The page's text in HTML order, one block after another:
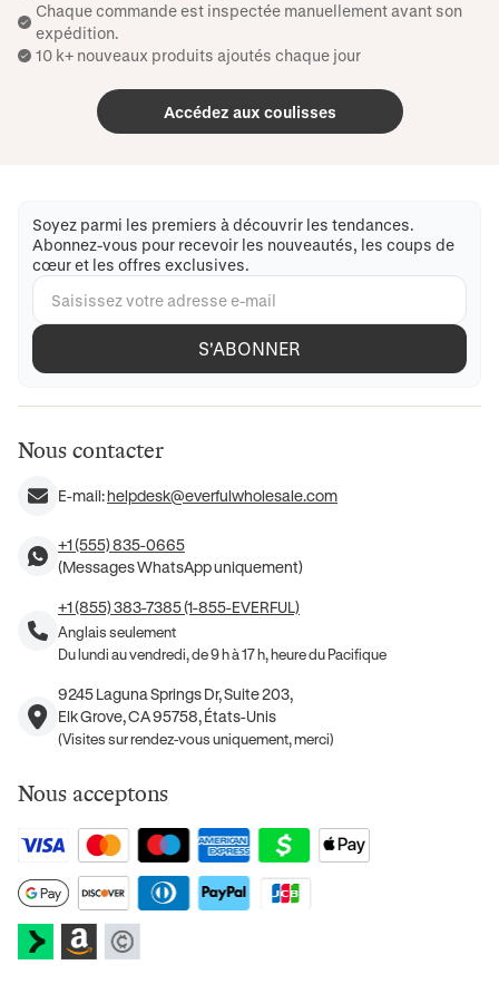
Chaque commande est inspectée manuellement avant son
expédition.
10 k+ nouveaux produits ajoutés chaque jour
Accédez aux coulisses
Soyez parmi les premiers à découvrir les tendances.
Abonnez-vous pour recevoir les nouveautés, les coups de
cœur et les offres exclusives.
S'ABONNER
Nous contacter
E-mail:helpdesk@everfulwholesale.com
+1 (555) 835-0665
(Messages WhatsApp uniquement)
+1 (855) 383-7385 (1-855-EVERFUL)
Anglais seulement
Du lundi au vendredi, de 9 h à 17 h, heure du Pacifique
9245 Laguna Springs Dr, Suite 203,
Elk Grove, CA 95758, États-Unis
(Visites sur rendez-vous uniquement, merci)
Nous acceptons